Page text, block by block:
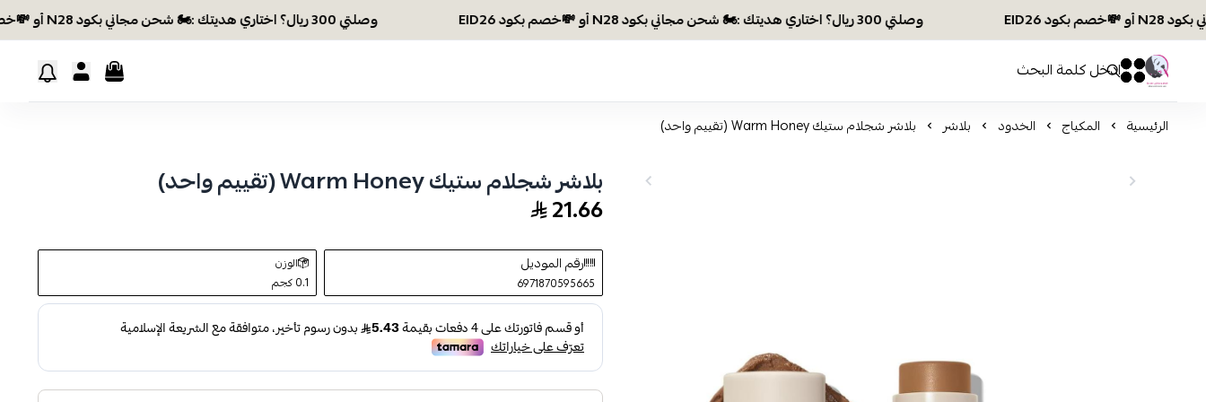
وصلتي 300 ريال؟ اختاري هديتك :🏍 شحن مجاني بكود N28 أو 💸خصم بكود EID26 وصلتي 300 ريال؟ اختاري هديتك :🏍 شحن مجاني بكود N28 أو 💸خصم بكود EID26
افكار ومخازن العناية
0 0
الرئيسية المكياج الخدود بلاشر بلاشر شجلام ستيك Warm Honey (تقييم واحد)
بلاشر شجلام ستيك Warm Honey (تقييم واحد)
21.66
رقم الموديل
6971870595665
الوزن
0.1 كجم